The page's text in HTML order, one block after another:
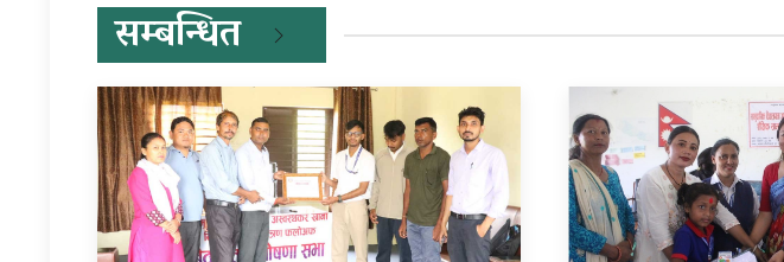
सम्बन्धित